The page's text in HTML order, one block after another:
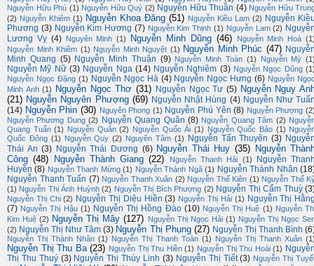
Nguyễn Hữu Phú (1) Nguyễn Hữu Quý (2) Nguyễn Hữu Thuần (4) Nguyễn Hữu
(2) Nguyễn Khiêm (1) Nguyễn Khoa Đăng (51) Nguyễn Kiều Lam (2) Nguyễn
Phương (3) Nguyễn Kim Hương (7) Nguyễn Kim Thịnh (1) Nguyễn Lam (2)
Lương Vỵ (4) Nguyên Minh (1) Nguyễn Minh Dũng (46) Nguyễn Minh Hoà
Nguyễn Minh Khiêm (1) Nguyễn Minh Nguyệt (1) Nguyễn Minh Phúc (47)
Minh Quang (5) Nguyễn Minh Thuận (9) Nguyễn Minh Toàn (1) Nguyễn Mỳ
Nguyễn Mỹ Nữ (3) Nguyễn Nga (14) Nguyễn Nghiêm (3) Nguyễn Ngọc Dũng
Nguyễn Ngọc Đặng (1) Nguyễn Ngọc Hà (4) Nguyễn Ngọc Hưng (6) Nguyễn
Minh Anh (1) Nguyễn Ngọc Thơ (31) Nguyễn Ngọc Tư (5) Nguyễn Nguy
(21) Nguyễn Nguyên Phượng (69) Nguyễn Nhật Hùng (4) Nguyễn Như
(14) Nguyễn Phin (30) Nguyên Phong (1) Nguyễn Phú Yên (8) Nguyễn Phượng
Nguyễn Phương Dung (2) Nguyễn Quang Quân (8) Nguyễn Quang Tâm (2)
Quang Tuấn (1) Nguyễn Quân (2) Nguyễn Quốc Ái (1) Nguyễn Quốc Bảo (1)
Quốc Đông (1) Nguyễn Quy (2) Nguyên Tâm (1) Nguyễn Tấn Thuyên (3)
Thái An (3) Nguyễn Thái Dương (6) Nguyễn Thái Huy (35)
Nguyễn
Công (48) Nguyễn Thành Giang (22) Nguyễn Thanh Hải (1)
Nguyễn
Huyền (8) Nguyễn Thanh Mừng (1) Nguyễn Thánh Ngã (1) Nguyễn Thành Nhân
Nguyễn Thanh Tuấn (7) Nguyễn Thanh Xuân (2) Nguyễn Thế Kiên (1) Nguyễn Thế
(1) Nguyễn Thị Ánh Huỳnh (2) Nguyễn Thị Bích Phượng (2) Nguyễn Thị Cẩm Thuỳ
Nguyễn Thị Chi (2) Nguyễn Thị Diệu Hiền (3) Nguyễn Thị Hải (1) Nguyễn Thị
(7) Nguyễn Thị Hậu (1) Nguyễn Thị Hồng Đào (10) Nguyễn Thị Huệ (1) Nguyễn
Kim Huệ (2) Nguyễn Thị Mây (127) Nguyễn Thị Ngọc Hải (1) Nguyễn Thị Ngọc
(2) Nguyễn Thị Như Tâm (3) Nguyễn Thị Phụng (27) Nguyễn Thị Thanh Bình
Nguyễn Thị Thành Nhân (1) Nguyễn Thị Thanh Toàn (1) Nguyễn Thị Thanh Xuân
Nguyễn Thị Thu Ba (23) Nguyễn Thị Thu Hiền (1) Nguyễn Thị Thu Hoài (1)
Thị Thu Thuý (3) Nguyễn Thị Thùy Linh (3) Nguyễn Thị Tiết (3) Nguyễn Thị